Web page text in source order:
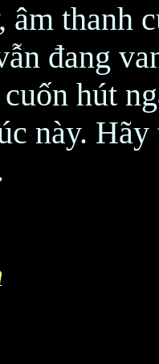
âm thanh
đang
hút
này.